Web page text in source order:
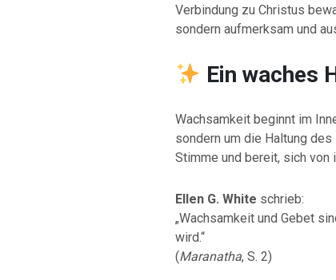
Verbindung zu Christus
sondern aufmerksam und
Ein waches
Wachsamkeit beginnt im
sondern um die Haltung
Stimme und bereit, sich von
Ellen G. White schrieb:
„Wachsamkeit und Gebet
wird.“
(Maranatha, S. 2)